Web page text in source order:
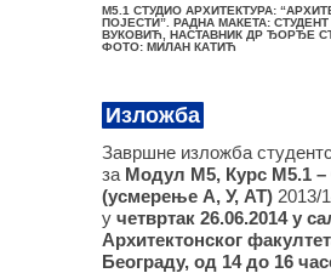
М5.1 СТУДИО АРХИТЕКТУРА:
ПОЈЕСТИ”. РАДНА МАКЕТА:
ВУКОВИЋ, НАСТАВНИК ДР ЂОРЂЕ
ФОТО: МИЛАН КАТИЋ
Изложба
Завршне изложба
за Модул М5, Курс М5.1 –
(усмерење А, У, АТ) 2013/
у четвртак 26.06.2014 у
Архитектонског
Београду, од 14 до 16